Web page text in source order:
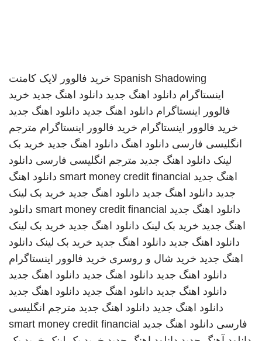
Spanish Shadowing خرید فالوور لایک کامنت
اینستاگرام دانلود اهنگ جدید دانلود اهنگ جدید خرید
فالوور اینستاگرام دانلود اهنگ جدید دانلود اهنگ جدید
خرید فالوور اینستاگرام خرید فالوور اینستاگرام مترجم
انگلیسی فارسی دانلود اهنگ دانلود اهنگ جدید خرید بک
لینک دانلود اهنگ جدید مترجم انگلیسی فارسی دانلود
اهنگ جدید smart money credit financial دانلود اهنگ
جدید دانلود اهنگ جدید دانلود اهنگ جدید خرید بک لینک
دانلود اهنگ جدید smart money credit financial دانلود
اهنگ جدید خرید بک لینک دانلود اهنگ جدید خرید بک لینک
دانلود اهنگ جدید دانلود اهنگ جدید خرید بک لینک دانلود
اهنگ جدید خرید شال و روسری خرید فالوور اینستاگرام
دانلود اهنگ جدید دانلود اهنگ جدید دانلود اهنگ جدید
دانلود اهنگ جدید دانلود اهنگ جدید دانلود اهنگ جدید
دانلود اهنگ جدید دانلود اهنگ جدید مترجم انگلیسی
فارسی دانلود اهنگ جدید smart money credit financial